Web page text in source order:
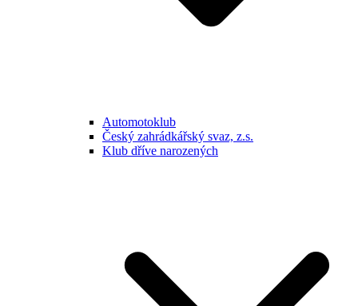
Automotoklub
Český zahrádkářský svaz, z.s.
Klub dříve narozených